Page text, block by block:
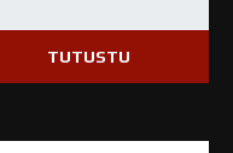
TUTUSTU